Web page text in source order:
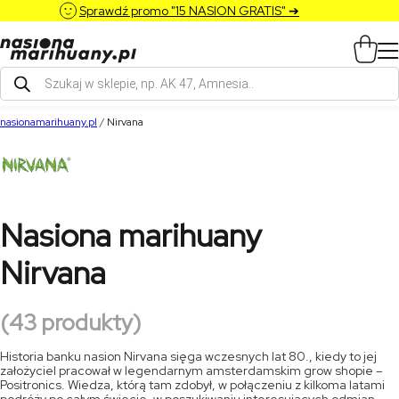
Sprawdź promo "15 NASION GRATIS" ➔
Wyszukiwarka
produktów
nasionamarihuany.pl / Nirvana
Nasiona marihuany
Nirvana
(43 produkty)
Historia banku nasion Nirvana sięga wczesnych lat 80., kiedy to jej
założyciel pracował w legendarnym amsterdamskim grow shopie –
Positronics. Wiedza, którą tam zdobył, w połączeniu z kilkoma latami